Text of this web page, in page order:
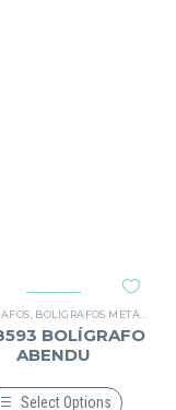
BOLÍGRAFOS METÁLICOS
BOLÍGRAFO
ABENDU
Select Options